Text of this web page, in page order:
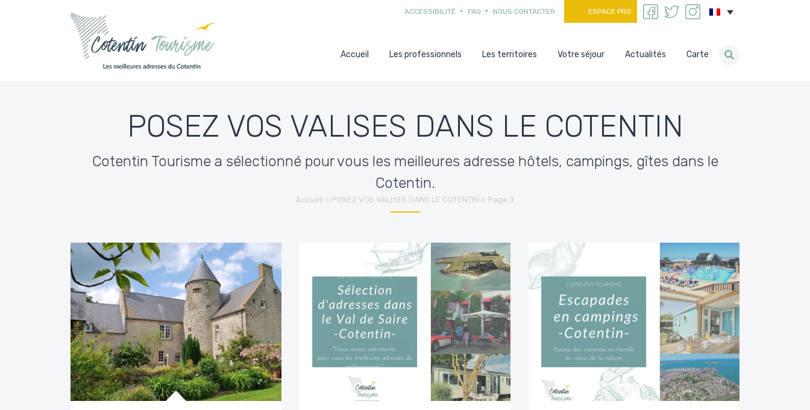
ACCESSIBILITÉ FAQ NOUS CONTACTER ESPACE PRO
Accueil Les professionnels Les territoires Votre séjour Actualités Carte
POSEZ VOS VALISES DANS LE COTENTIN
Cotentin Tourisme a sélectionné pour vous les meilleures adresse hôtels, campings, gîtes dans le
Cotentin.
Accueil » POSEZ VOS VALISES DANS LE COTENTIN » Page 3